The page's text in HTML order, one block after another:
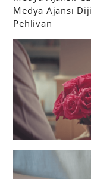
Medya Ajansı
Pehlivan